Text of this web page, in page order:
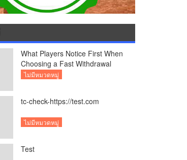
What Players Notice First When
Choosing a Fast Withdrawal
Casino UK
ไม่มีหมวดหมู่
tc-check-https://test.com
ไม่มีหมวดหมู่
Test